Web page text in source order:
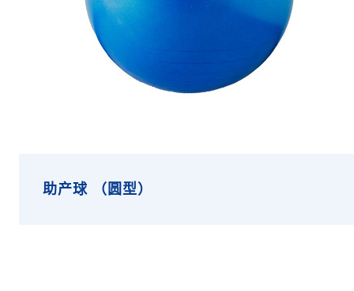
助产球 （圆型）